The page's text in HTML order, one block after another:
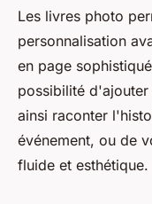
Les livres photo
personnalisation
en page
possibilité
ainsi raconter
événement, ou de
fluide et esthétique.